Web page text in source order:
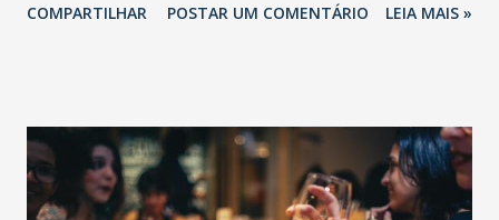
COMPARTILHAR POSTAR UM COMENTÁRIO LEIA MAIS »